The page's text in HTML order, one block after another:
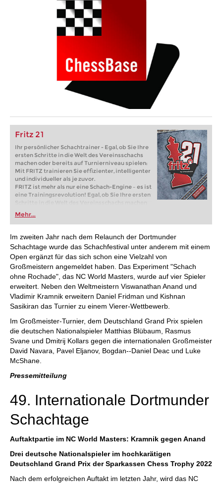
Fritz 21
Ihr persönlicher Schachtrainer - Egal, ob Sie Ihre
ersten Schritte in die Welt des Vereinsschachs
machen oder bereits auf Turnierniveau spielen:
Mit FRITZ trainieren Sie effizienter, intelligenter
und individueller als je zuvor.
FRITZ ist mehr als nur eine Schach-Engine – es ist
eine Trainingsrevolution! Egal, ob Sie Ihre ersten
Schritte in die Welt des Vereinsschachs machen
oder bereits auf Turnierniveau spielen: Mit
FRITZ trainieren Sie effizienter, intelligenter und
individueller als je zuvor.
Mehr...
Im zweiten Jahr nach dem Relaunch der Dortmunder
Schachtage wurde das Schachfestival unter anderem mit einem
Open ergänzt für das sich schon eine Vielzahl von
Großmeistern angemeldet haben. Das Experiment "Schach
ohne Rochade", das NC World Masters, wurde auf vier Spieler
erweitert. Neben den Weltmeistern Viswanathan Anand und
Vladimir Kramnik erweitern Daniel Fridman und Kishnan
Sasikiran das Turnier zu einem Vierer-Wettbewerb.
Im Großmeister-Turnier, dem Deutschland Grand Prix spielen
die deutschen Nationalspieler Matthias Blübaum, Rasmus
Svane und Dmitrij Kollars gegen die internationalen Großmeister
David Navara, Pavel Eljanov, Bogdan--Daniel Deac und Luke
McShane.
Pressemitteilung
49. Internationale Dortmunder
Schachtage
Auftaktpartie im NC World Masters: Kramnik gegen Anand
Drei deutsche Nationalspieler im hochkarätigen
Deutschland Grand Prix der Sparkassen Chess Trophy 2022
Nach dem erfolgreichen Auftakt im letzten Jahr, wird das NC